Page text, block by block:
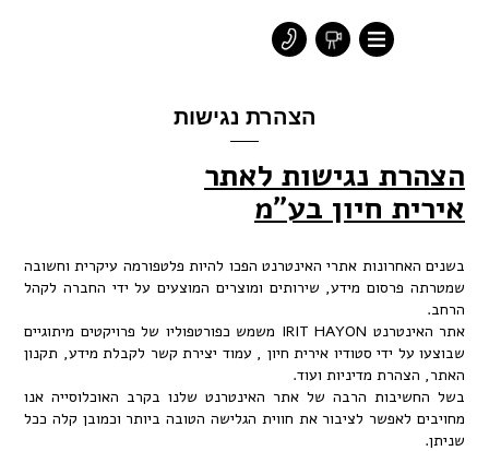
הצהרת נגישות
נגישות לאתר
חיון בע"מ
אתרי האינטרנט הפכו להיות פלטפורמה עיקרית וחשובה
מידע, שירותים ומוצרים המוצעים על ידי החברה לקהל
אתר האינטרנט IRIT HAYON משמש כפורטפוליו של פרויקטים מיתוגיים
ידי סטודיו אירית חיון , עמוד יצירת קשר לקבלת מידע, תקנון
מדיניות ועוד.
הרבה של אתר האינטרנט שלנו בקרב האוכלוסייה אנו
לציבור את חווית הגלישה הטובה ביותר וכמובן קלה ככל